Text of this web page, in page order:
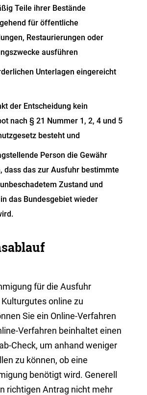
Teile ihrer Bestände
für öffentliche
Restaurierungen oder
ausführen
Unterlagen eingereicht
der Entscheidung kein
nach § 21 Nummer 1, 2, 4 und 5
besteht und
Person die Gewähr
dass das zur Ausfuhr bestimmte
Zustand und
das Bundesgebiet wieder
für die Ausfuhr
online zu
Sie ein Online-Verfahren
Verfahren beinhaltet einen
Check, um anhand weniger
zu können, ob eine
benötigt wird. Generell
richtigen Antrag nicht mehr